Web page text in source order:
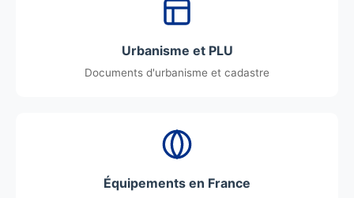
Urbanisme et PLU
Documents d'urbanisme et cadastre
Équipements en France